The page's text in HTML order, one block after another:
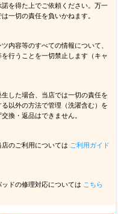
を得た上でご依頼ください。万一
一切の責任を負いかねます。
内容等のすべての情報について、
行うことを一切禁止します（キャ
した場合、当店では一切の責任を
以外の方法で管理（洗濯含む）を
換・返品はできません。
のご利用については ご利用ガイド
ドの修理対応については こちら